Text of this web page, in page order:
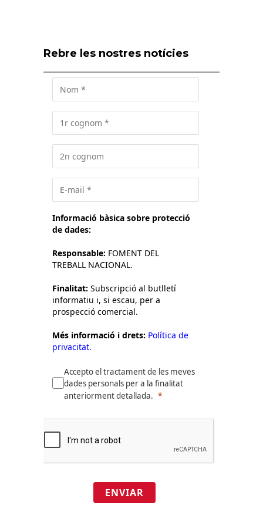
Rebre les nostres notícies
Informació bàsica sobre protecció
de dades:
Responsable: FOMENT DEL
TREBALL NACIONAL.
Finalitat: Subscripció al butlletí
informatiu i, si escau, per a
prospecció comercial.
Més informació i drets: Política de
privacitat.
Accepto el tractament de les meves
dades personals per a la finalitat
anteriorment detallada.
ENVIAR